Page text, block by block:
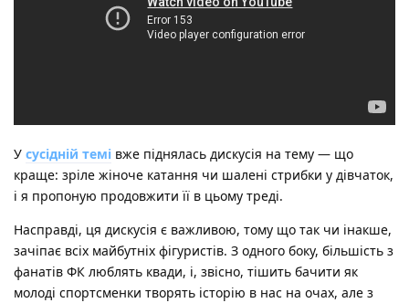
У сусідній темі вже піднялась дискусія на тему — що
краще: зріле жіноче катання чи шалені стрибки у дівчаток,
і я пропоную продовжити її в цьому треді.
Насправді, ця дискусія є важливою, тому що так чи інакше,
зачіпає всіх майбутніх фігуристів. З одного боку, більшість з
фанатів ФК люблять квади, і, звісно, тішить бачити як
молоді спортсменки творять історію в нас на очах, але з